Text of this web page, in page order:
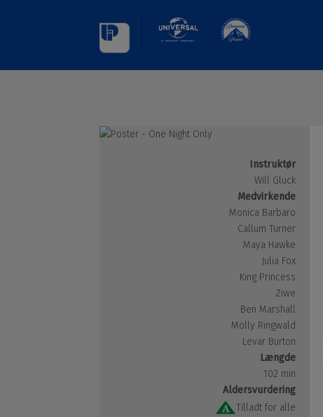
Instruktør
Will Gluck
Medvirkende
Monica Barbaro
Callum Turner
Maya Hawke
Julia Fox
King Princess
Ziwe
Ben Marshall
Molly Ringwald
Levar Burton
Længde
102 min
Aldersvurdering
Tilladt for alle